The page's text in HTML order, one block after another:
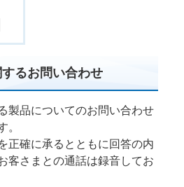
るお問い合わせ
製品についてのお問い合わせ
。
正確に承るとともに回答の内
客さまとの通話は録音してお